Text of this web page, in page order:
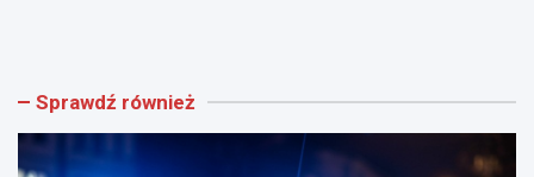
i
w
g
ó
Sprawdź również